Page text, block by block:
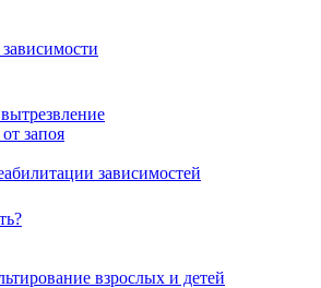
запоя
зависимостей
взрослых и детей